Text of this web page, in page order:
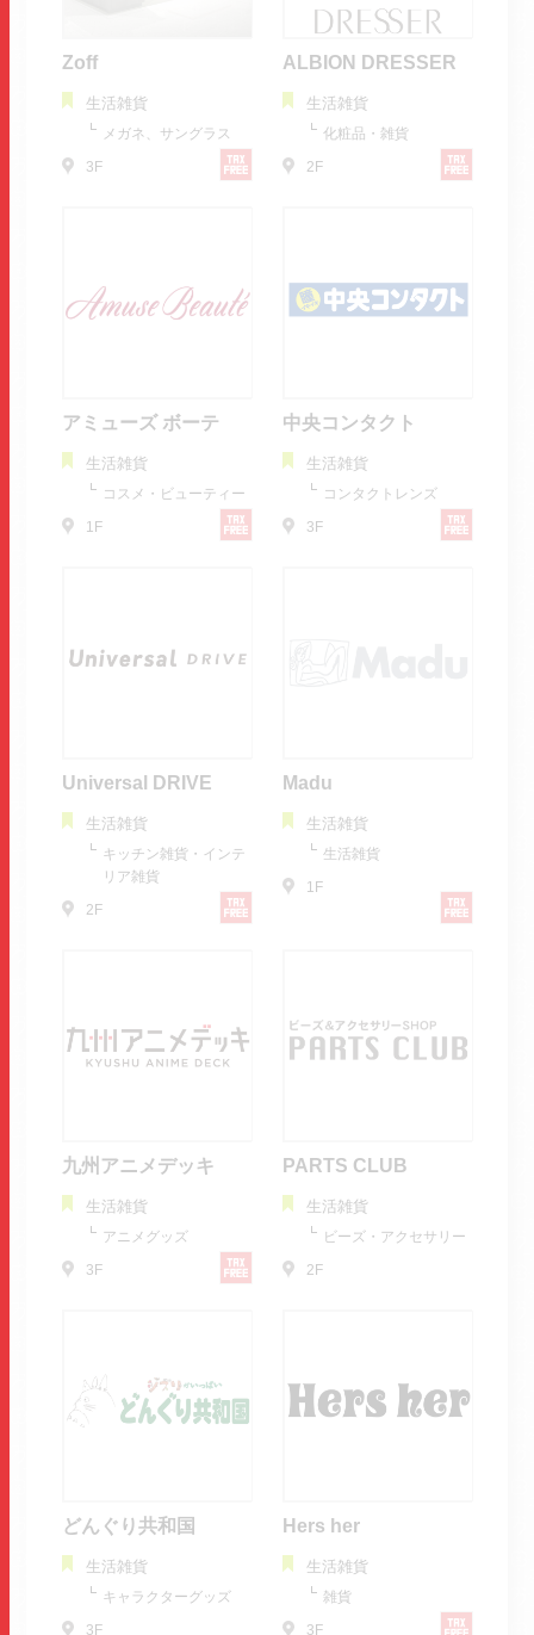
Zoff
生活雑貨
メガネ、サングラス
3F
ALBION DRESSER
生活雑貨
化粧品・雑貨
2F
アミューズ ボーテ
生活雑貨
コスメ・ビューティー
1F
中央コンタクト
生活雑貨
コンタクトレンズ
3F
Universal DRIVE
生活雑貨
キッチン雑貨・インテ
リア雑貨
2F
Madu
生活雑貨
生活雑貨
1F
九州アニメデッキ
生活雑貨
アニメグッズ
3F
PARTS CLUB
生活雑貨
ビーズ・アクセサリー
2F
どんぐり共和国
生活雑貨
キャラクターグッズ
3F
Hers her
生活雑貨
雑貨
3F